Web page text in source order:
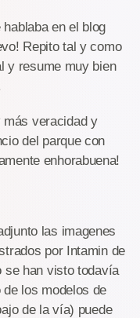
en el blog
Repito tal y como
y resume muy bien
más veracidad y
del parque con
enhorabuena!
las imagenes
por Intamin de
se han visto todavía
los modelos de
de la vía) puede